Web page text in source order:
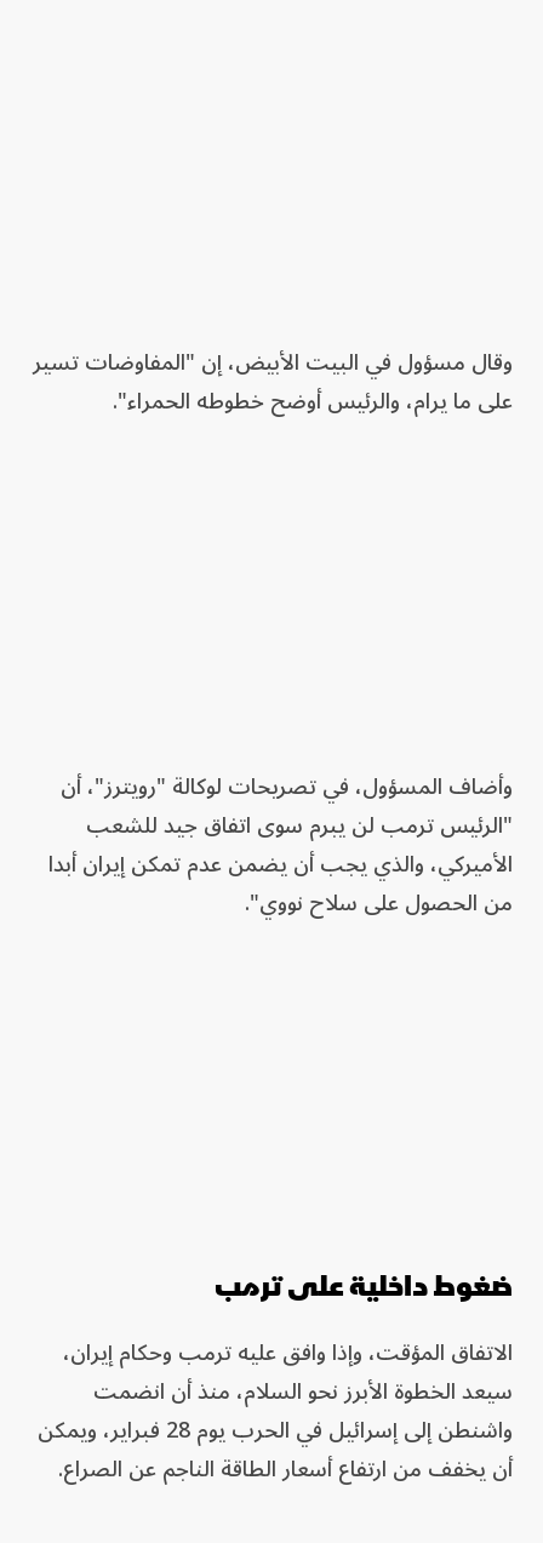
وقال مسؤول في البيت الأبيض، إن "المفاوضات تسير
على ما يرام، والرئيس أوضح خطوطه الحمراء".
وأضاف المسؤول، في تصريحات لوكالة "رويترز"، أن
"الرئيس ترمب لن يبرم سوى اتفاق جيد للشعب
الأميركي، والذي يجب أن يضمن عدم تمكن إيران أبدا
من الحصول على سلاح نووي".
ضغوط داخلية على ترمب
الاتفاق المؤقت، وإذا وافق عليه ترمب وحكام إيران،
سيعد الخطوة الأبرز نحو السلام، منذ أن انضمت
واشنطن إلى إسرائيل في الحرب يوم 28 فبراير، ويمكن
أن يخفف من ارتفاع أسعار الطاقة الناجم عن الصراع.